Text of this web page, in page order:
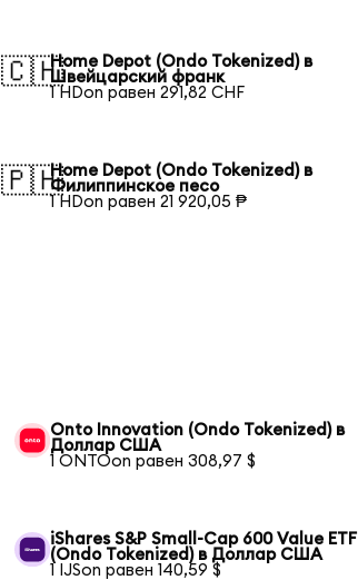
🇨🇭Home Depot (Ondo Tokenized) в
Швейцарский франк
1 HDon равен 291,82 CHF
🇵🇭Home Depot (Ondo Tokenized) в
Филиппинское песо
1 HDon равен 21 920,05 ₱
Onto Innovation (Ondo Tokenized) в
Доллар США
1 ONTOon равен 308,97 $
iShares S&P Small-Cap 600 Value ETF
(Ondo Tokenized) в Доллар США
1 IJSon равен 140,59 $